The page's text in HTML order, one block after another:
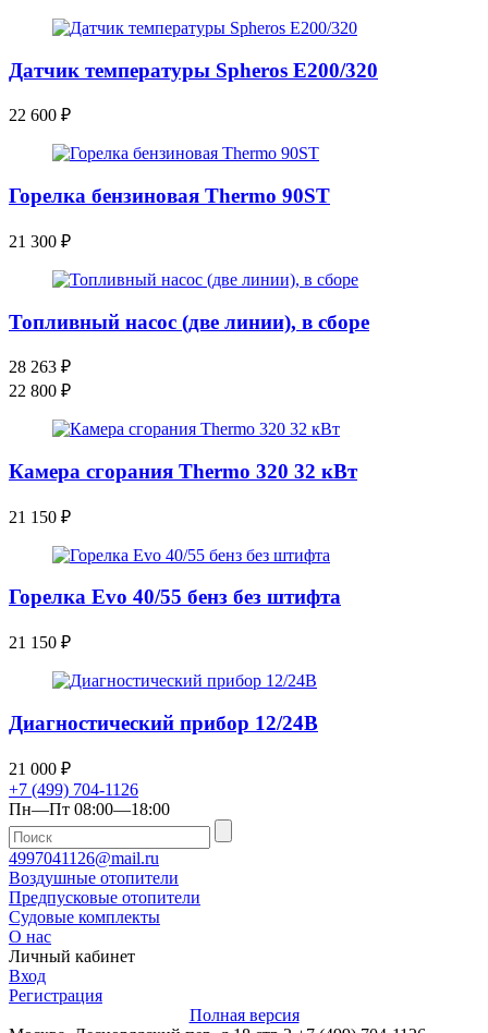
Датчик температуры Spheros E200/320
22 600 ₽
Горелка бензиновая Thermo 90ST
21 300 ₽
Топливный насос (две линии), в сборе
28 263 ₽
22 800 ₽
Камера сгорания Thermo 320 32 кВт
21 150 ₽
Горелка Evo 40/55 бенз без штифта
21 150 ₽
Диагностический прибор 12/24В
21 000 ₽
+7 (499) 704-1126
Пн—Пт 08:00—18:00
4997041126@mail.ru
Воздушные отопители
Предпусковые отопители
Судовые комплекты
О нас
Личный кабинет
Вход
Регистрация
Полная версия